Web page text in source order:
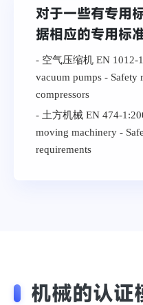
对于一些有专用
据相应的专用标
- 空气压缩机 EN 1012-
vacuum pumps - Safety
compressors
- 土方机械 EN 474-
moving machinery -
requirements
机械的认证